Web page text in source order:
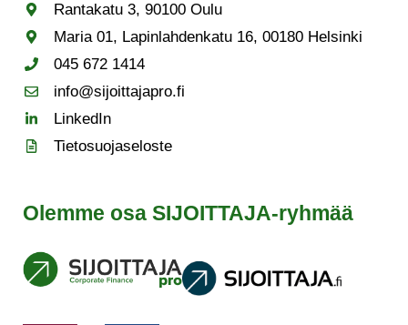
Rantakatu 3, 90100 Oulu
Maria 01, Lapinlahdenkatu 16, 00180 Helsinki
045 672 1414
info@sijoittajapro.fi
LinkedIn
Tietosuojaseloste
Olemme osa SIJOITTAJA-ryhmää